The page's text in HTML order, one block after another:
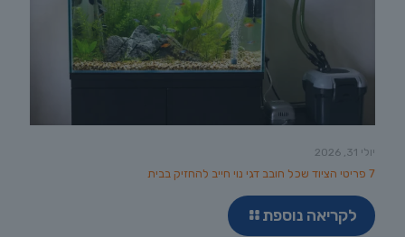
יולי 31, 2026
7 פריטי הציוד שכל חובב דגי נוי חייב להחזיק בבית
לקריאה נוספת